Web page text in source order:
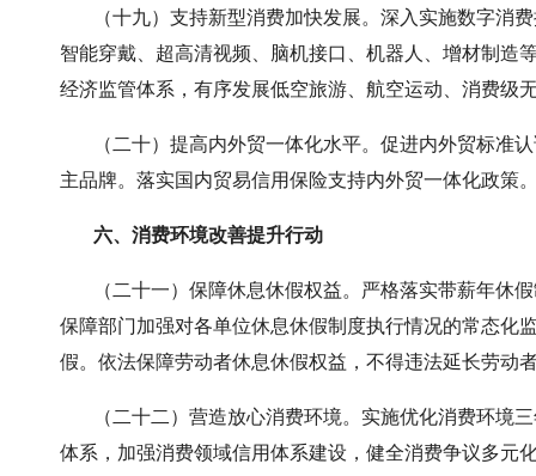
（十九）支持新型消费加快发展。深入实施数字消费
智能穿戴、超高清视频、脑机接口、机器人、增材制造
经济监管体系，有序发展低空旅游、航空运动、消费级
（二十）提高内外贸一体化水平。促进内外贸标准认
主品牌。落实国内贸易信用保险支持内外贸一体化政策
六、消费环境改善提升行动
（二十一）保障休息休假权益。严格落实带薪年休假
保障部门加强对各单位休息休假制度执行情况的常态化
假。依法保障劳动者休息休假权益，不得违法延长劳动
（二十二）营造放心消费环境。实施优化消费环境三
体系，加强消费领域信用体系建设，健全消费争议多元